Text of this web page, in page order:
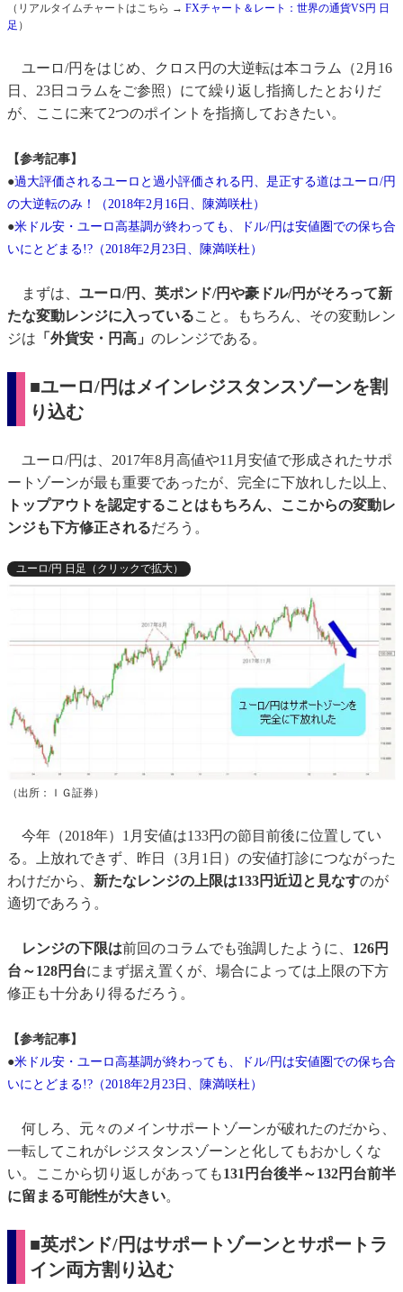
（リアルタイムチャートはこちら → FXチャート＆レート：世界の通貨VS円 日
足 ）
ユーロ/円をはじめ、クロス円の大逆転は本コラム（2月16
日、23日コラムをご参照）にて繰り返し指摘したとおりだ
が、ここに来て2つのポイントを指摘しておきたい。
【参考記事】
●過大評価されるユーロと過小評価される円、是正する道はユーロ/円
の大逆転のみ！（2018年2月16日、陳満咲杜）
●米ドル安・ユーロ高基調が終わっても、ドル/円は安値圏での保ち合
いにとどまる!?（2018年2月23日、陳満咲杜）
まずは、 ユーロ/円、英ポンド/円や豪ドル/円がそろって新
たな変動レンジに入っていること。もちろん、その変動レン
ジは 「外貨安・円高」 のレンジである。
■ユーロ/円はメインレジスタンスゾーンを割
り込む
ユーロ/円は、2017年8月高値や11月安値で形成されたサポ
ートゾーンが最も重要であったが、完全に下放れした以上、
トップアウトを認定することはもちろん、ここからの変動レ
ンジも下方修正されるだろう。
ユーロ/円 日足（クリックで拡大）
（出所：ＩＧ証券）
今年（2018年）1月安値は133円の節目前後に位置してい
る。上放れできず、昨日（3月1日）の安値打診につながった
わけだから、 新たなレンジの上限は133円近辺と見なすのが
適切であろう。
レンジの下限は前回のコラムでも強調したように、 126円
台～128円台にまず据え置くが、場合によっては上限の下方
修正も十分あり得るだろう。
【参考記事】
●米ドル安・ユーロ高基調が終わっても、ドル/円は安値圏での保ち合
いにとどまる!?（2018年2月23日、陳満咲杜）
何しろ、元々のメインサポートゾーンが破れたのだから、
一転してこれがレジスタンスゾーンと化してもおかしくな
い。ここから切り返しがあっても131円台後半～132円台前半
に留まる可能性が大きい。
■英ポンド/円はサポートゾーンとサポートラ
イン両方割り込む